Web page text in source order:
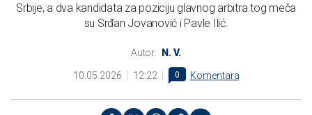
Srbije, a dva kandidata za poziciju glavnog arbitra tog meča
su Srđan Jovanović i Pavle Ilić.
Autor: N. V.
10.05.2026 12:22 0 Komentara